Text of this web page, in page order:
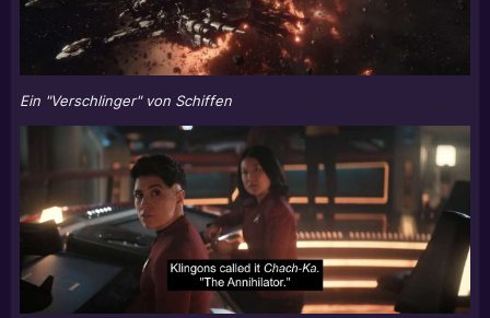
Ein "Verschlinger" von Schiffen